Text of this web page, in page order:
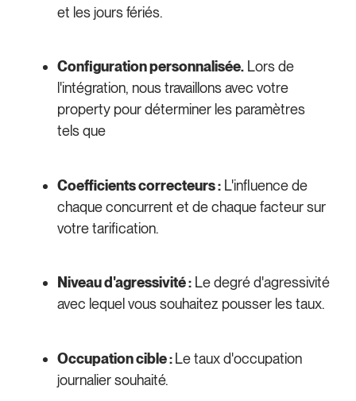
et les jours fériés.
Configuration personnalisée. Lors de
l'intégration, nous travaillons avec votre
property pour déterminer les paramètres
tels que
Coefficients correcteurs : L'influence de
chaque concurrent et de chaque facteur sur
votre tarification.
Niveau d'agressivité : Le degré d'agressivité
avec lequel vous souhaitez pousser les taux.
Occupation cible :Le taux d'occupation
journalier souhaité.